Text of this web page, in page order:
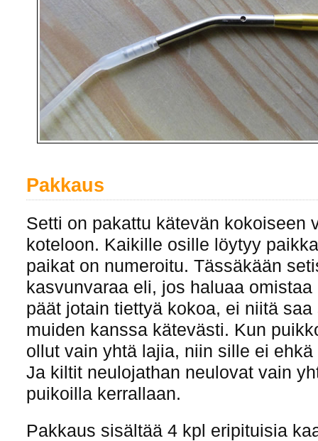
Pakkaus
Setti on pakattu kätevän kokoiseen
koteloon. Kaikille osille löytyy
paikat on numeroitu. Tässäkään
kasvunvaraa eli, jos haluaa
päät jotain tiettyä kokoa, ei niitä
muiden kanssa kätevästi. Kun
ollut vain yhtä lajia, niin sille ei
Ja kiltit neulojathan neulovat vain
puikoilla kerrallaan.
Pakkaus sisältää 4 kpl eripituisia